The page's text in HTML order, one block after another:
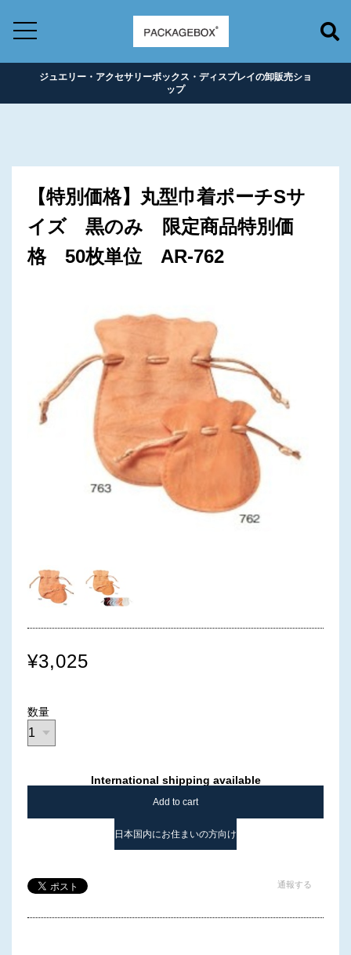
ジュエリー・アクセサリーボックス・ディスプレイの卸販売ショ
ップ
【特別価格】丸型巾着ポーチSサ
イズ 黒のみ 限定商品特別価
格 50枚単位 AR-762
¥3,025
数量
International shipping available
Add to cart
日本国内にお住まいの方向け
通報する